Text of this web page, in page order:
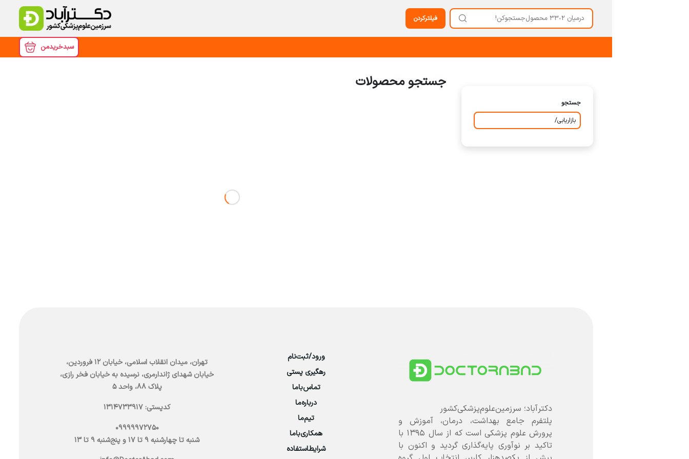
فیلترکردن
سبدخریدمن
جستجو
جستجو محصولات
دکترآباد؛ سرزمین‌علوم‌پزشکی‌کشور
پلتفرم جامع بهداشت، درمان، آموزش و
پرورش علوم پزشکی است که از سال ۱۳۹۵ با
تاکید بر نوآوری پایه‌گذاری گردید و اکنون با
ورود/ثبت‌نام
رهگیری پستی
تماس‌با‌ما
درباره‌ما
تیم‌ما
همکاری‌باما
شرایطاستفاده
تهران، میدان انقلاب اسلامی، خیابان ۱۲ فروردین،
خیابان شهدای ژاندارمری، نرسیده به خیابان فخر رازی،
پلاک ۸۸، واحد ۵
کدپستی: 1314733917
09999972750
شنبه تا چهارشنبه 9 تا 17 و پنج‌شنبه 9 تا 13